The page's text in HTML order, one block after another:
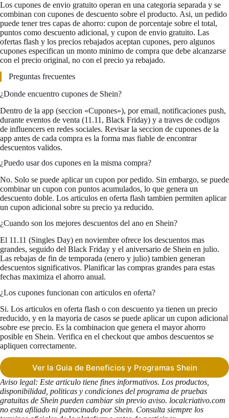
Los cupones de envio gratuito operan en una categoria separada y se
combinan con cupones de descuento sobre el producto. Asi, un pedido
puede tener tres capas de ahorro: cupon de porcentaje sobre el total,
puntos como descuento adicional, y cupon de envio gratuito. Las
ofertas flash y los precios rebajados aceptan cupones, pero algunos
cupones especifican un monto minimo de compra que debe alcanzarse
con el precio original, no con el precio ya rebajado.
Preguntas frecuentes
¿Donde encuentro cupones de Shein?
Dentro de la app (seccion «Cupones»), por email, notificaciones push,
durante eventos de venta (11.11, Black Friday) y a traves de codigos
de influencers en redes sociales. Revisar la seccion de cupones de la
app antes de cada compra es la forma mas fiable de encontrar
descuentos validos.
¿Puedo usar dos cupones en la misma compra?
No. Solo se puede aplicar un cupon por pedido. Sin embargo, se puede
combinar un cupon con puntos acumulados, lo que genera un
descuento doble. Los articulos en oferta flash tambien permiten aplicar
un cupon adicional sobre su precio ya reducido.
¿Cuando son los mejores descuentos del ano en Shein?
El 11.11 (Singles Day) en noviembre ofrece los descuentos mas
grandes, seguido del Black Friday y el aniversario de Shein en julio.
Las rebajas de fin de temporada (enero y julio) tambien generan
descuentos significativos. Planificar las compras grandes para estas
fechas maximiza el ahorro anual.
¿Los cupones funcionan con articulos en oferta?
Si. Los articulos en oferta flash o con descuento ya tienen un precio
reducido, y en la mayoria de casos se puede aplicar un cupon adicional
sobre ese precio. Es la combinacion que genera el mayor ahorro
posible en Shein. Verifica en el checkout que ambos descuentos se
apliquen correctamente.
Ver la Guia de Beneficios y Programas Shein
Aviso legal: Este articulo tiene fines informativos. Los productos,
disponibilidad, politicas y condiciones del programa de pruebas
gratuitas de Shein pueden cambiar sin previo aviso. localcriativo.com
no esta afiliado ni patrocinado por Shein. Consulta siempre los